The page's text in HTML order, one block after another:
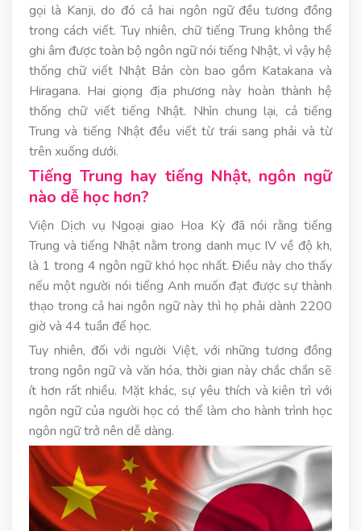
gọi là Kanji, do đó cả hai ngôn ngữ đều tương đồng
trong cách viết. Tuy nhiên, chữ tiếng Trung không thể
ghi âm được toàn bộ ngôn ngữ nói tiếng Nhật, vì vậy hệ
thống chữ viết Nhật Bản còn bao gồm Katakana và
Hiragana. Hai giọng địa phương này hoàn thành hệ
thống chữ viết tiếng Nhật. Nhìn chung lại, cả tiếng
Trung và tiếng Nhật đều viết từ trái sang phải và từ
trên xuống dưới.
Tiếng Trung hay tiếng Nhật, ngôn ngữ
nào dễ học hơn?
Viện Dịch vụ Ngoại giao Hoa Kỳ đã nói rằng tiếng
Trung và tiếng Nhật nằm trong danh mục IV về độ kh,
là 1 trong 4 ngôn ngữ khó học nhất. Điều này cho thấy
nếu một người nói tiếng Anh muốn đạt được sự thành
thạo trong cả hai ngôn ngữ này thì họ phải dành 2200
giờ và 44 tuần để học.
Tuy nhiên, đối với người Việt, với những tương đồng
trong ngôn ngữ và văn hóa, thời gian này chắc chắn sẽ
ít hơn rất nhiều. Mặt khác, sự yêu thích và kiên trì với
ngôn ngữ của người học có thể làm cho hành trình học
ngôn ngữ trở nên dễ dàng.